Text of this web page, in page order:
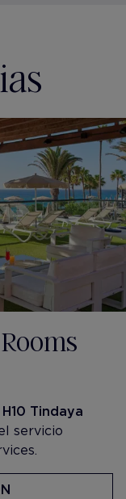
H10 Tindaya
servicio